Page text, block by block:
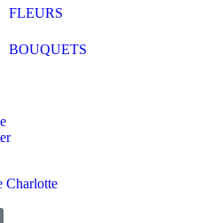
FLEURS
BOUQUETS